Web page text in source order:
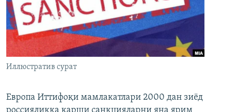
Иллюстратив сурат
Европа Иттифоқи мамлакатлари 2000 дан зиёд